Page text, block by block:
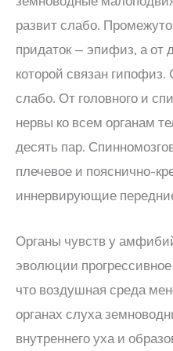
развит слабо.
придаток — эпифиз, а от
которой связан
слабо. От головного и
нервы ко всем органам
десять пар.
плечевое и пояснично-
иннервирующие
Органы чувств у
эволюции
что воздушная среда
органах слуха
внутреннего уха и